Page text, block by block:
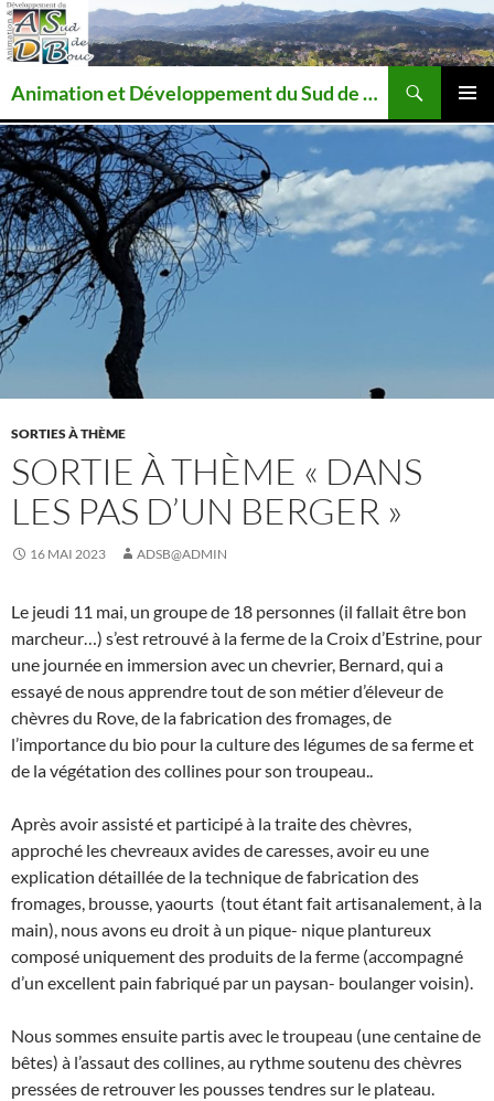
Animation et Développement du Sud de Bouc
MENU
AU
CONTENU
SORTIES À THÈME
SORTIE À THÈME « DANS
LES PAS D’UN BERGER »
16 MAI 2023 ADSB@ADMIN
Le jeudi 11 mai, un groupe de 18 personnes (il fallait être bon
marcheur…) s’est retrouvé à la ferme de la Croix d’Estrine, pour
une journée en immersion avec un chevrier, Bernard, qui a
essayé de nous apprendre tout de son métier d’éleveur de
chèvres du Rove, de la fabrication des fromages, de
l’importance du bio pour la culture des légumes de sa ferme et
de la végétation des collines pour son troupeau..
Après avoir assisté et participé à la traite des chèvres,
approché les chevreaux avides de caresses, avoir eu une
explication détaillée de la technique de fabrication des
fromages, brousse, yaourts (tout étant fait artisanalement, à la
main), nous avons eu droit à un pique- nique plantureux
composé uniquement des produits de la ferme (accompagné
d’un excellent pain fabriqué par un paysan- boulanger voisin).
Nous sommes ensuite partis avec le troupeau (une centaine de
bêtes) à l’assaut des collines, au rythme soutenu des chèvres
pressées de retrouver les pousses tendres sur le plateau.